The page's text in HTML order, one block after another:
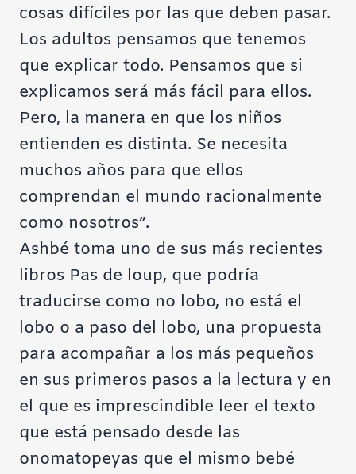
cosas difíciles por las que deben pasar.
Los adultos pensamos que tenemos
que explicar todo. Pensamos que si
explicamos será más fácil para ellos.
Pero, la manera en que los niños
entienden es distinta. Se necesita
muchos años para que ellos
comprendan el mundo racionalmente
como nosotros”.
Ashbé toma uno de sus más recientes
libros Pas de loup, que podría
traducirse como no lobo, no está el
lobo o a paso del lobo, una propuesta
para acompañar a los más pequeños
en sus primeros pasos a la lectura y en
el que es imprescindible leer el texto
que está pensado desde las
onomatopeyas que el mismo bebé